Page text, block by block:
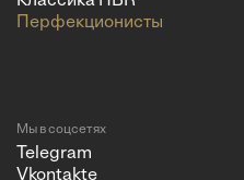
Перфекционисты
Мы в соцсетях
Telegram
Vkontakte